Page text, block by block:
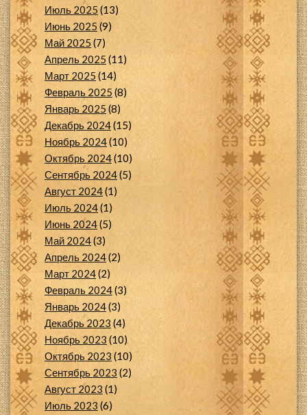
Июль 2025 (13)
Июнь 2025 (9)
Май 2025 (7)
Апрель 2025 (11)
Март 2025 (14)
Февраль 2025 (8)
Январь 2025 (8)
Декабрь 2024(15)
Ноябрь 2024(10)
Октябрь 2024(10)
Сентябрь 2024(5)
Август 2024(1)
Июль 2024(1)
Июнь 2024(5)
Май 2024(3)
Апрель 2024(2)
Март 2024(2)
Февраль 2024(3)
Январь 2024(3)
Декабрь 2023(4)
Ноябрь 2023 (10)
Октябрь 2023 (10)
Сентябрь 2023 (2)
Август 2023 (1)
Июль 2023 (6)